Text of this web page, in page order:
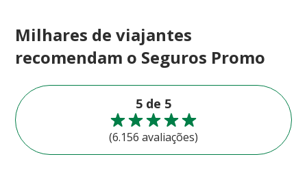
Milhares de viajantes
recomendam o Seguros Promo
5 de 5
(6.156 avaliações)